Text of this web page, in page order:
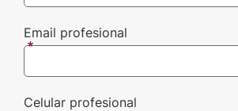
Email profesional
Celular profesional